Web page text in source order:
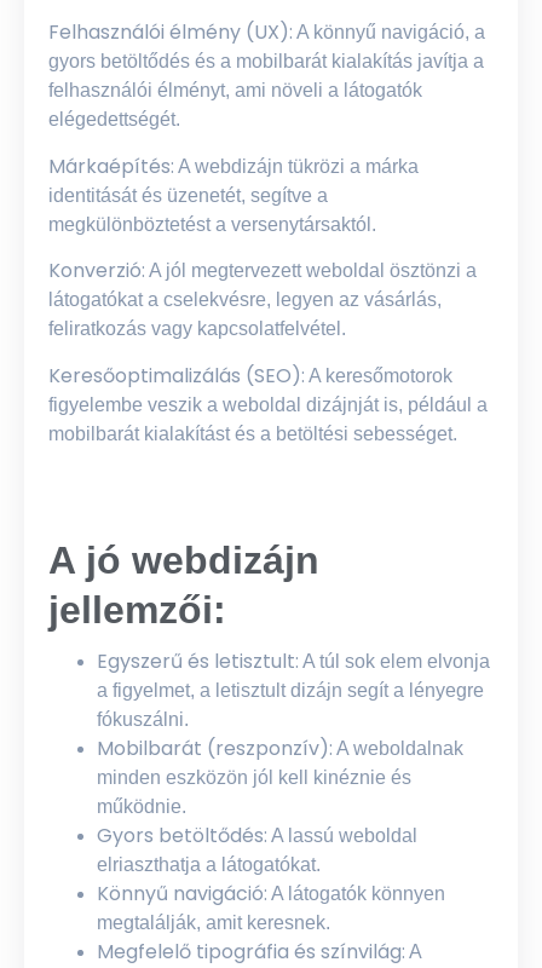
Felhasználói élmény (UX): A könnyű navigáció, a
gyors betöltődés és a mobilbarát kialakítás javítja a
felhasználói élményt, ami növeli a látogatók
elégedettségét.
Márkaépítés: A webdizájn tükrözi a márka
identitását és üzenetét, segítve a
megkülönböztetést a versenytársaktól.
Konverzió: A jól megtervezett weboldal ösztönzi a
látogatókat a cselekvésre, legyen az vásárlás,
feliratkozás vagy kapcsolatfelvétel.
Keresőoptimalizálás (SEO): A keresőmotorok
figyelembe veszik a weboldal dizájnját is, például a
mobilbarát kialakítást és a betöltési sebességet.
A jó webdizájn
jellemzői:
Egyszerű és letisztult: A túl sok elem elvonja
a figyelmet, a letisztult dizájn segít a lényegre
fókuszálni.
Mobilbarát (reszponzív): A weboldalnak
minden eszközön jól kell kinéznie és
működnie.
Gyors betöltődés: A lassú weboldal
elriaszthatja a látogatókat.
Könnyű navigáció: A látogatók könnyen
megtalálják, amit keresnek.
Megfelelő tipográfia és színvilág: A